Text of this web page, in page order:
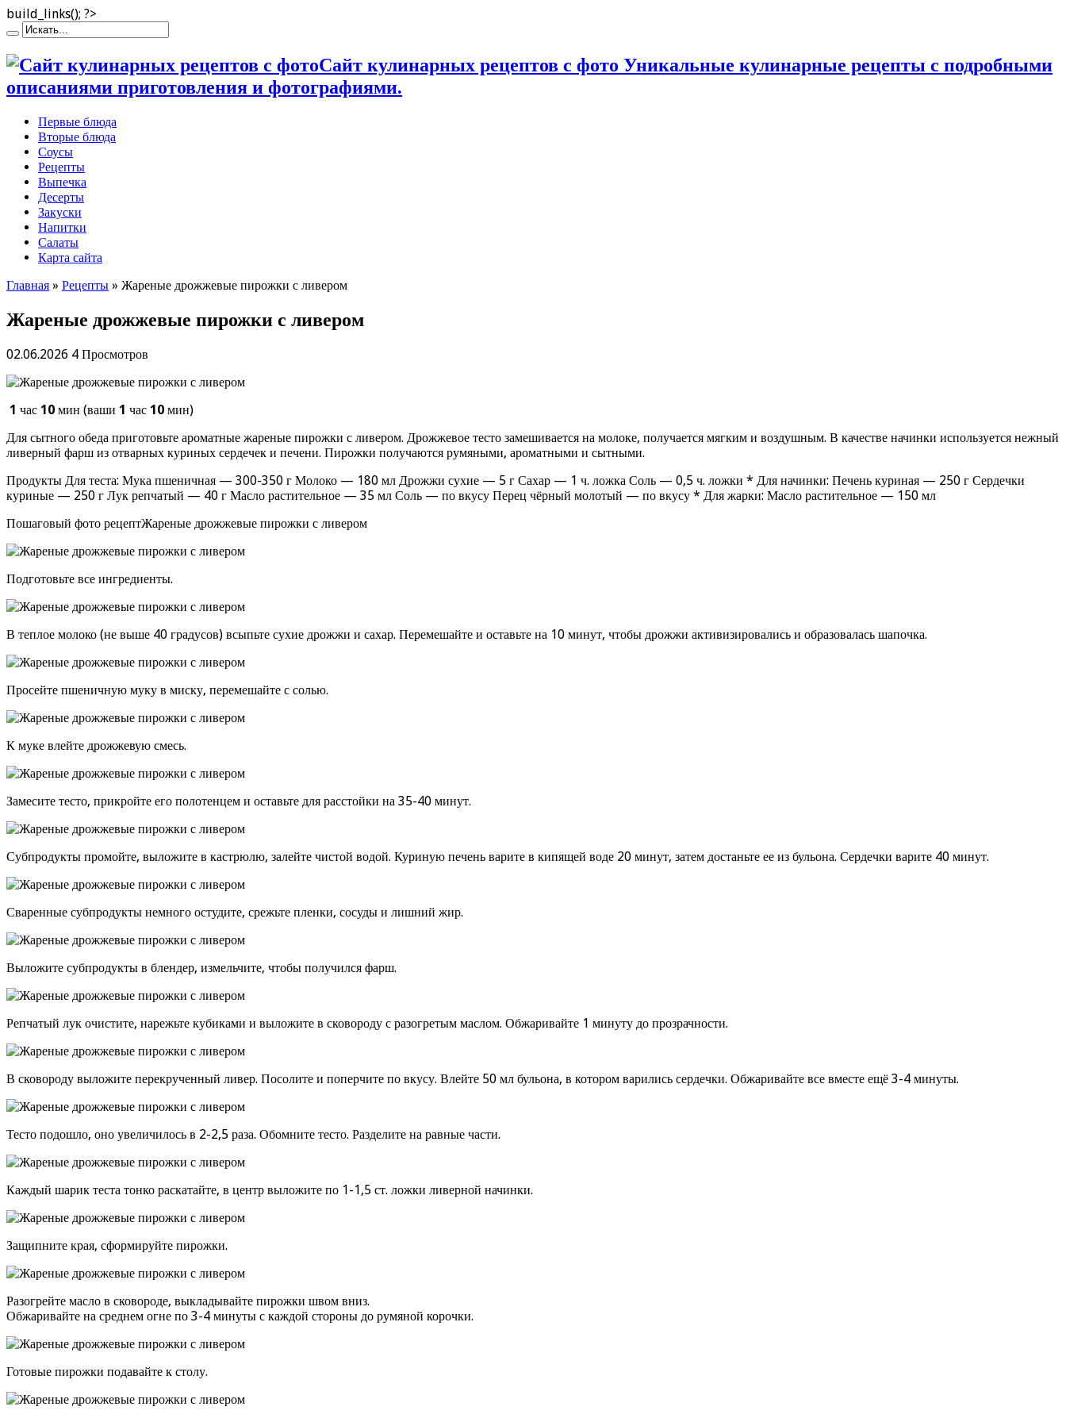
build_links(); ?>
Сайт кулинарных рецептов с фото Уникальные кулинарные рецепты с подробными
описаниями приготовления и фотографиями.
Первые блюда
Вторые блюда
Соусы
Рецепты
Выпечка
Десерты
Закуски
Напитки
Салаты
Карта сайта
Главная » Рецепты » Жареные дрожжевые пирожки с ливером
Жареные дрожжевые пирожки с ливером
02.06.2026 4 Просмотров
1 час 10 мин (ваши 1 час 10 мин)
Для сытного обеда приготовьте ароматные жареные пирожки с ливером. Дрожжевое тесто замешивается на молоке, получается мягким и воздушным. В качестве начинки используется нежный
ливерный фарш из отварных куриных сердечек и печени. Пирожки получаются румяными, ароматными и сытными.
Продукты Для теста: Мука пшеничная — 300-350 г Молоко — 180 мл Дрожжи сухие — 5 г Сахар — 1 ч. ложка Соль — 0,5 ч. ложки * Для начинки: Печень куриная — 250 г Сердечки
куриные — 250 г Лук репчатый — 40 г Масло растительное — 35 мл Соль — по вкусу Перец чёрный молотый — по вкусу * Для жарки: Масло растительное — 150 мл
Пошаговый фото рецептЖареные дрожжевые пирожки с ливером
Подготовьте все ингредиенты.
В теплое молоко (не выше 40 градусов) всыпьте сухие дрожжи и сахар. Перемешайте и оставьте на 10 минут, чтобы дрожжи активизировались и образовалась шапочка.
Просейте пшеничную муку в миску, перемешайте с солью.
К муке влейте дрожжевую смесь.
Замесите тесто, прикройте его полотенцем и оставьте для расстойки на 35-40 минут.
Субпродукты промойте, выложите в кастрюлю, залейте чистой водой. Куриную печень варите в кипящей воде 20 минут, затем достаньте ее из бульона. Сердечки варите 40 минут.
Сваренные субпродукты немного остудите, срежьте пленки, сосуды и лишний жир.
Выложите субпродукты в блендер, измельчите, чтобы получился фарш.
Репчатый лук очистите, нарежьте кубиками и выложите в сковороду с разогретым маслом. Обжаривайте 1 минуту до прозрачности.
В сковороду выложите перекрученный ливер. Посолите и поперчите по вкусу. Влейте 50 мл бульона, в котором варились сердечки. Обжаривайте все вместе ещё 3-4 минуты.
Тесто подошло, оно увеличилось в 2-2,5 раза. Обомните тесто. Разделите на равные части.
Каждый шарик теста тонко раскатайте, в центр выложите по 1-1,5 ст. ложки ливерной начинки.
Защипните края, сформируйте пирожки.
Разогрейте масло в сковороде, выкладывайте пирожки швом вниз.
Обжаривайте на среднем огне по 3-4 минуты с каждой стороны до румяной корочки.
Готовые пирожки подавайте к столу.